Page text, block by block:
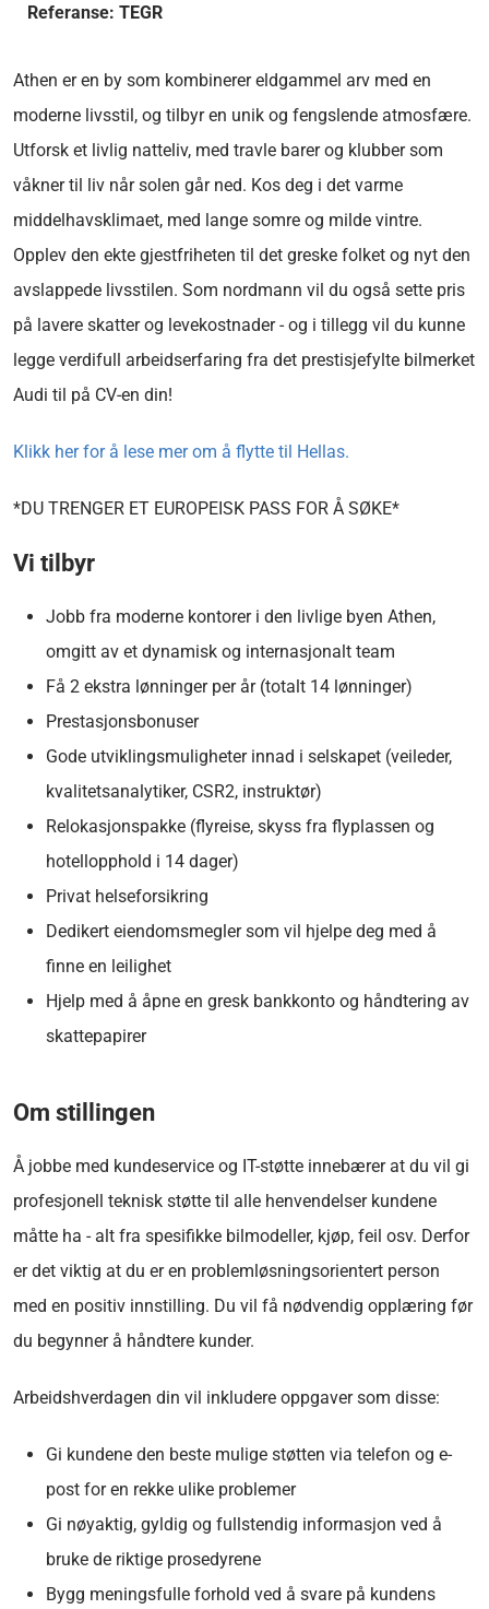
Referanse: TEGR
Athen er en by som kombinerer eldgammel arv med en
moderne livsstil, og tilbyr en unik og fengslende atmosfære.
Utforsk et livlig natteliv, med travle barer og klubber som
våkner til liv når solen går ned. Kos deg i det varme
middelhavsklimaet, med lange somre og milde vintre.
Opplev den ekte gjestfriheten til det greske folket og nyt den
avslappede livsstilen. Som nordmann vil du også sette pris
på lavere skatter og levekostnader - og i tillegg vil du kunne
legge verdifull arbeidserfaring fra det prestisjefylte bilmerket
Audi til på CV-en din!
Klikk her for å lese mer om å flytte til Hellas.
*DU TRENGER ET EUROPEISK PASS FOR Å SØKE*
Vi tilbyr
Jobb fra moderne kontorer i den livlige byen Athen,
omgitt av et dynamisk og internasjonalt team
Få 2 ekstra lønninger per år (totalt 14 lønninger)
Prestasjonsbonuser
Gode utviklingsmuligheter innad i selskapet (veileder,
kvalitetsanalytiker, CSR2, instruktør)
Relokasjonspakke (flyreise, skyss fra flyplassen og
hotellopphold i 14 dager)
Privat helseforsikring
Dedikert eiendomsmegler som vil hjelpe deg med å
finne en leilighet
Hjelp med å åpne en gresk bankkonto og håndtering av
skattepapirer
Om stillingen
Å jobbe med kundeservice og IT-støtte innebærer at du vil gi
profesjonell teknisk støtte til alle henvendelser kundene
måtte ha - alt fra spesifikke bilmodeller, kjøp, feil osv. Derfor
er det viktig at du er en problemløsningsorientert person
med en positiv innstilling. Du vil få nødvendig opplæring før
du begynner å håndtere kunder.
Arbeidshverdagen din vil inkludere oppgaver som disse:
Gi kundene den beste mulige støtten via telefon og e-
post for en rekke ulike problemer
Gi nøyaktig, gyldig og fullstendig informasjon ved å
bruke de riktige prosedyrene
Bygg meningsfulle forhold ved å svare på kundens